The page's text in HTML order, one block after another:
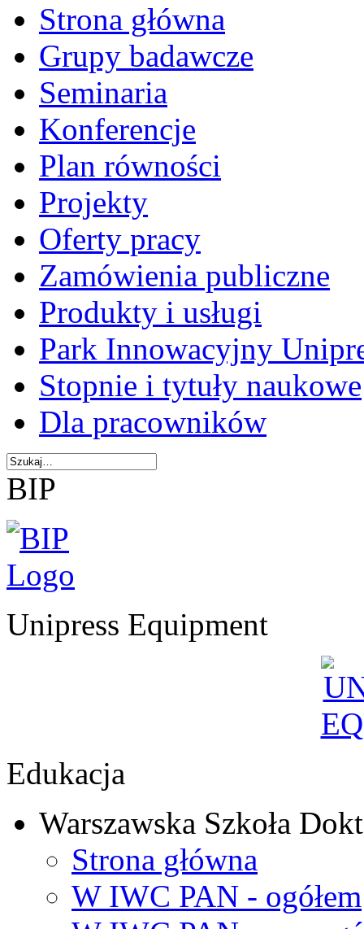
Strona główna
Grupy badawcze
Seminaria
Konferencje
Plan równości
Projekty
Oferty pracy
Zamówienia publiczne
Produkty i usługi
Park Innowacyjny
Stopnie i tytuły naukowe
Dla pracowników
BIP
Unipress Equipment
Edukacja
Warszawska Szkoła
Strona główna
W IWC PAN - ogółem